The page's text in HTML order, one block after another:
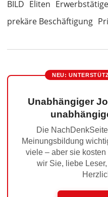
BILD Eliten Erwerbstätige
prekäre Beschäftigung
NEU:
Unabhängiger
Die
Meinungsbildung
viele – aber sie
wir Sie, liebe